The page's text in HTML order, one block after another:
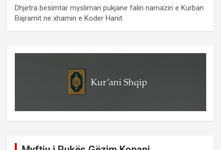
Dhjetra besimtar mysliman pukjane falin namazin e Kurban
Bajramit ne xhamin e Koder Hanit